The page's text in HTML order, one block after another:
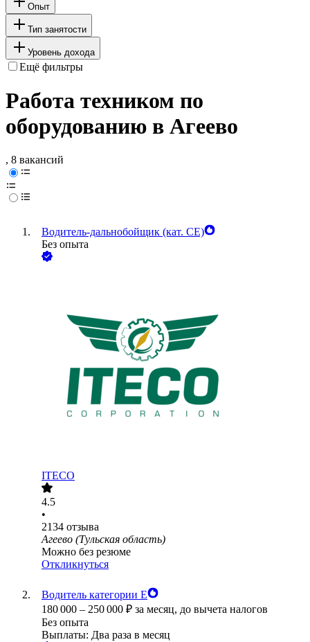
Опыт
Тип занятости
Уровень дохода
Ещё фильтры
Работа техником по
оборудованию в Агеево
, 8 вакансий
Водитель-дальнобойщик (кат. CE)
Без опыта
ITECO
4.5
•
2134 отзыва
Агеево (Тульская область)
Можно без резюме
Откликнуться
Водитель категории Е
180 000 – 250 000 ₽ за месяц, до вычета налогов
Без опыта
Выплаты: Два раза в месяц